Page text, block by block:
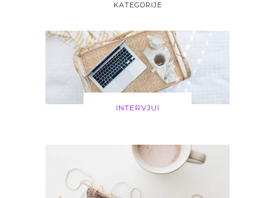
KATEGORIJE
INTERVJUI